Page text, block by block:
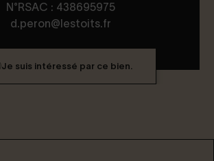
N°RSAC : 438695975
d.peron@lestoits.fr
Je suis intéressé par ce bien.